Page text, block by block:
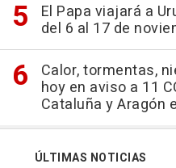
El Papa viajará a
del 6 al 17 de
Calor, tormentas,
hoy en aviso a 11
Cataluña y Aragón
ÚLTIMAS NOTICIAS